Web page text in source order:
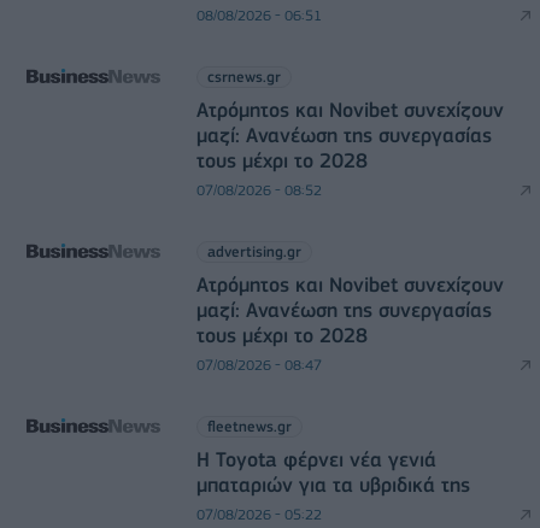
08/08/2026 - 06:51
csrnews.gr
Ατρόμητος και Novibet συνεχίζουν
μαζί: Ανανέωση της συνεργασίας
τους μέχρι το 2028
07/08/2026 - 08:52
advertising.gr
Ατρόμητος και Novibet συνεχίζουν
μαζί: Ανανέωση της συνεργασίας
τους μέχρι το 2028
07/08/2026 - 08:47
fleetnews.gr
Η Toyota φέρνει νέα γενιά
μπαταριών για τα υβριδικά της
07/08/2026 - 05:22